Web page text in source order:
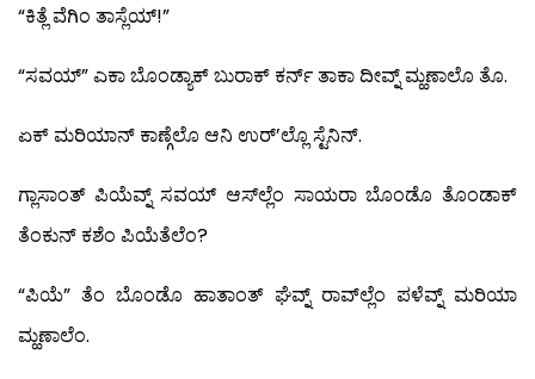
“ಕಿತ್ಲೆ ವೆಗಿಂ ತಾಸ್ಲೆಯ್!”
“ಸವಯ್” ಎಕಾ ಬೊಂಡ್ಯಾಕ್ ಬುರಾಕ್ ಕರ್ನ್ ತಾಕಾ ದೀವ್ನ್ ಮ್ಹಣಾಲೊ ತೊ.
ಏಕ್ ಮರಿಯಾನ್ ಕಾಣ್ಗೆಲೊ ಆನಿ ಉರ್’ಲ್ಲೊ ಸ್ಟೆನಿನ್.
ಗ್ಲಾಸಾಂತ್ ಪಿಯೆವ್ನ್ ಸವಯ್ ಆಸ್‍ಲ್ಲೆಂ ಸಾಯರಾ ಬೊಂಡೊ ತೊಂಡಾಕ್
ತೆಂಕುನ್ ಕಶೆಂ ಪಿಯೆತೆಲೆಂ?
“ಪಿಯೆ” ತೆಂ ಬೊಂಡೊ ಹಾತಾಂತ್ ಘೆವ್ನ್ ರಾವ್‍ಲ್ಲೆಂ ಪಳೆವ್ನ್ ಮರಿಯಾ
ಮ್ಹಣಾಲೆಂ.